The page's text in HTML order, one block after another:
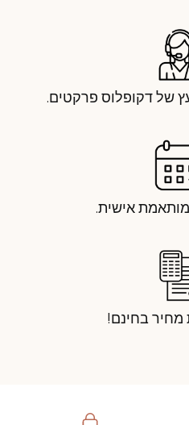
של דקופלוס פרקטים.
אישית.
בחינם!